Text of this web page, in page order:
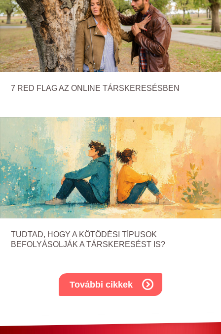
7 RED FLAG AZ ONLINE TÁRSKERESÉSBEN
TUDTAD, HOGY A KÖTŐDÉSI TÍPUSOK
BEFOLYÁSOLJÁK A TÁRSKERESÉST IS?
További cikkek